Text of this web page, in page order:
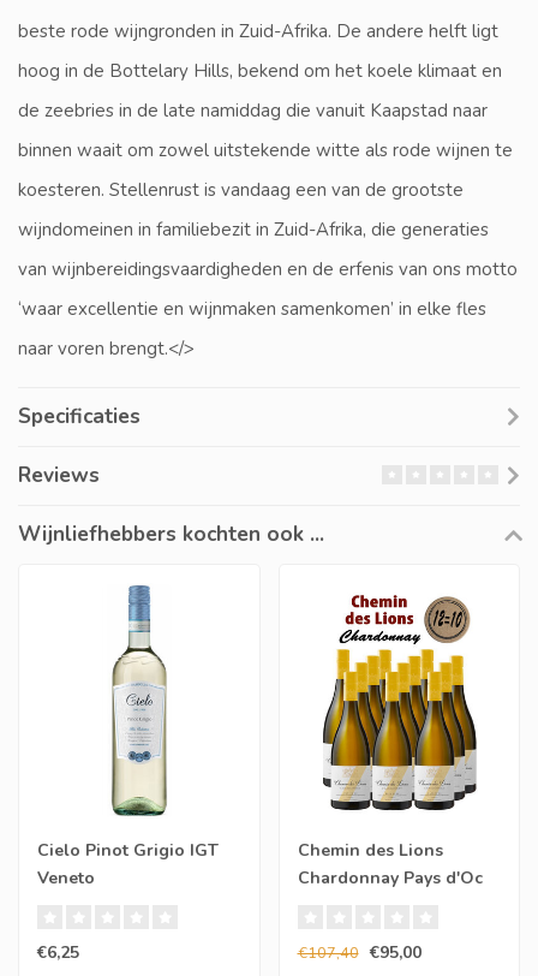
beste rode wijngronden in Zuid-Afrika. De andere helft ligt
hoog in de Bottelary Hills, bekend om het koele klimaat en
de zeebries in de late namiddag die vanuit Kaapstad naar
binnen waait om zowel uitstekende witte als rode wijnen te
koesteren. Stellenrust is vandaag een van de grootste
wijndomeinen in familiebezit in Zuid-Afrika, die generaties
van wijnbereidingsvaardigheden en de erfenis van ons motto
‘waar excellentie en wijnmaken samenkomen’ in elke fles
naar voren brengt.</>
Specificaties
Reviews
Wijnliefhebbers kochten ook ...
Cielo Pinot Grigio IGT
Veneto
€6,25
Chemin des Lions
Chardonnay Pays d'Oc
€107,40 €95,00